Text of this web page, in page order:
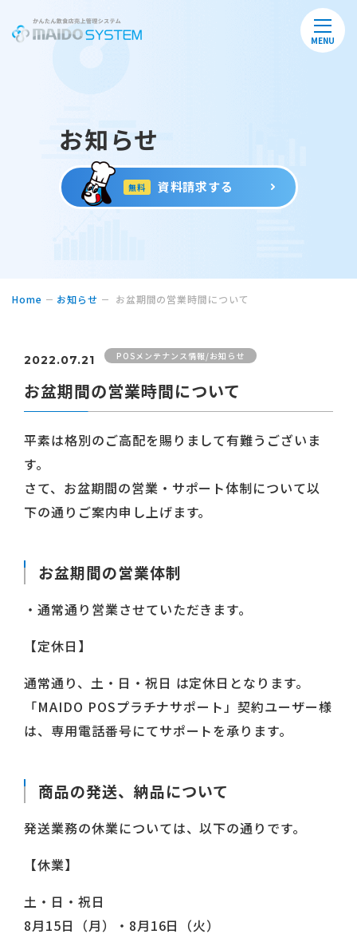
MENU
お知らせ
無料 資料請求する
Home お知らせ お盆期間の営業時間について
2022.07.21 POSメンテナンス情報/お知らせ
お盆期間の営業時間について
平素は格別のご高配を賜りまして有難うございま
す。
さて、お盆期間の営業・サポート体制について以
下の通りご案内申し上げます。
お盆期間の営業体制
・通常通り営業させていただきます。
【定休日】
通常通り、土・日・祝日 は定休日となります。
「MAIDO POSプラチナサポート」契約ユーザー様
は、専用電話番号にてサポートを承ります。
商品の発送、納品について
発送業務の休業については、以下の通りです。
【休業】
土・日・祝日
8月15日（月）・8月16日（火）